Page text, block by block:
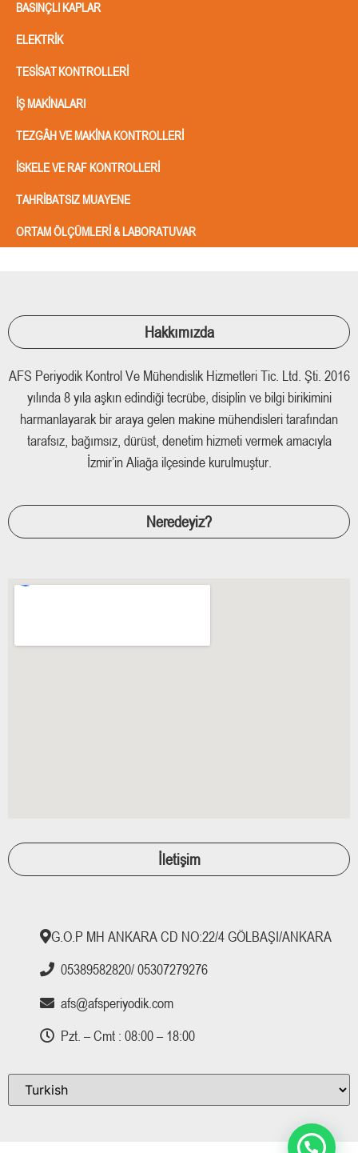
BASINÇLI KAPLAR
ELEKTRIK
TESISAT KONTROLLERI
İŞ MAKINALARI
TEZGÂH VE MAKINA KONTROLLERI
İSKELE VE RAF KONTROLLERI
TAHRIBATSIZ MUAYENE
ORTAM ÖLÇÜMLERI & LABORATUVAR
Hakkımızda
AFS Periyodik Kontrol Ve Mühendislik Hizmetleri Tic. Ltd. Şti. 2016
yılında 8 yıla aşkın edindiği tecrübe, disiplin ve bilgi birikimini
harmanlayarak bir araya gelen makine mühendisleri tarafından
tarafsız, bağımsız, dürüst, denetim hizmeti vermek amacıyla
İzmir’in Aliağa ilçesinde kurulmuştur.
Neredeyiz?
İletişim
G.O.P MH ANKARA CD NO:22/4 GÖLBAŞI/ANKARA
05389582820/ 05307279276
afs@afsperiyodik.com
Pzt. – Cmt : 08:00 – 18:00